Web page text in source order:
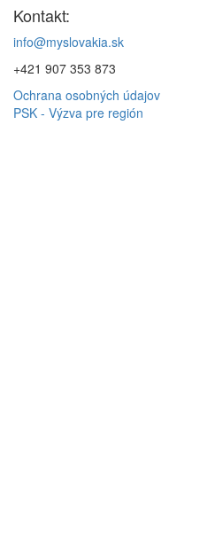
Kontakt:
info@myslovakia.sk
+421 907 353 873
Ochrana osobných údajov
PSK - Výzva pre región